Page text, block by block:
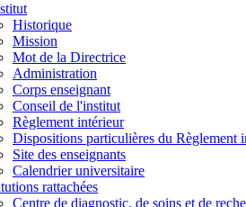
Historique
Mission
Mot de la Directrice
Administration
Corps enseignant
Conseil de l'institut
Règlement intérieur
Dispositions particulières du Règlement
Site des enseignants
Calendrier universitaire
rattachées
Centre de diagnostic, de soins et de